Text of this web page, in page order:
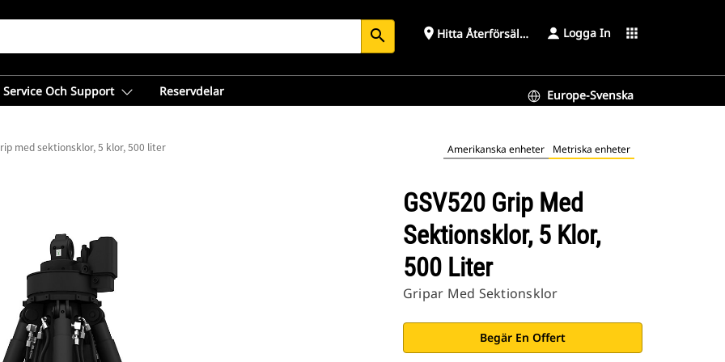
search place Hitta Återförsäljare Logga In apps
Service Och Support Reservdelar Europe-Svenska
med sektionsklor, 5 klor, 500 liter Amerikanska enheter Metriska enheter
GSV520 Grip Med
Sektionsklor, 5 Klor,
500 Liter
Gripar Med Sektionsklor
Begär En Offert